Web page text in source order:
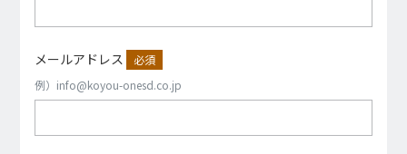
メールアドレス
必須
例）info@koyou-onesd.co.jp